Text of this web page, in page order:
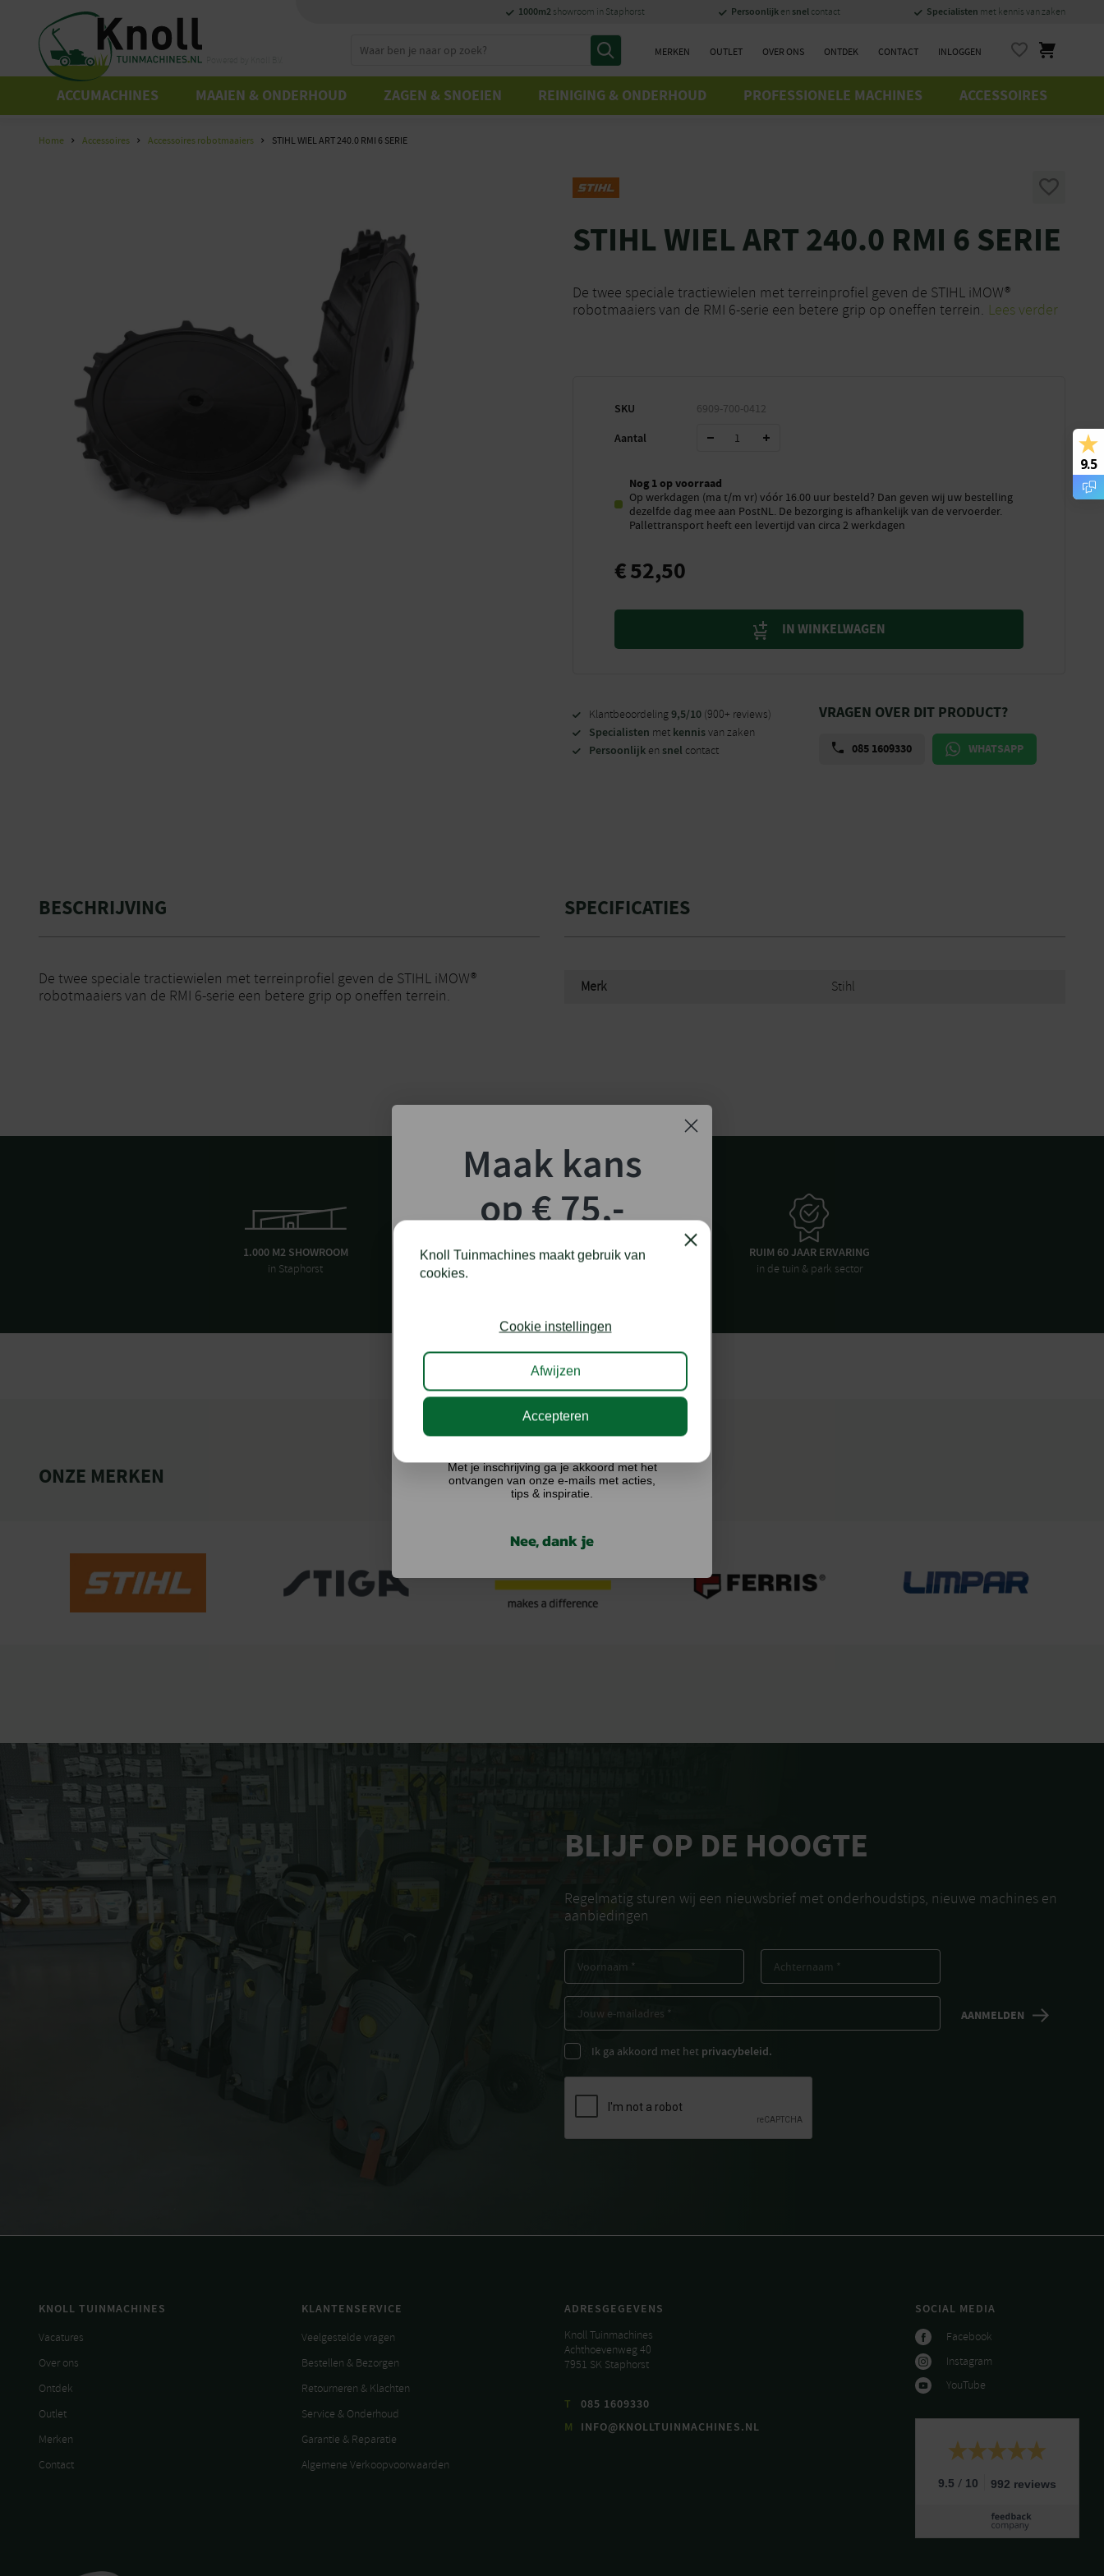
1000m2 showroom in Staphorst Persoonlijk en snel contact Specialisten met kennis van zaken
MERKEN OUTLET OVER ONS ONTDEK CONTACT INLOGGEN
ACCUMACHINES MAAIEN & ONDERHOUD ZAGEN & SNOEIEN REINIGING & ONDERHOUD PROFESSIONELE MACHINES ACCESSOIRES
Home Accessoires Accessoires robotmaaiers STIHL WIEL ART 240.0 RMI 6 SERIE
STIHL WIEL ART 240.0 RMI 6 SERIE
De twee speciale tractiewielen met terreinprofiel geven de STIHL iMOW®
robotmaaiers van de RMI 6-serie een betere grip op oneffen terrein. Lees verder
SKU 6909-700-0412
Aantal
Nog 1 op voorraad
Op werkdagen (ma t/m vr) vóór 16.00 uur besteld? Dan geven wij uw bestelling
dezelfde dag mee aan PostNL. De bezorging is afhankelijk van de vervoerder.
Pallettransport heeft een levertijd van circa 2 werkdagen
€52,50
IN WINKELWAGEN
Klantbeoordeling9,5/10 (900+ reviews)
Specialisten met kennisvan zaken
Persoonlijk en snel contact
VRAGEN OVER DIT PRODUCT?
085 1609330 WHATSAPP
BESCHRIJVING
De twee speciale tractiewielen met terreinprofiel geven de STIHL iMOW®
robotmaaiers van de RMI 6-serie een betere grip op oneffen terrein.
SPECIFICATIES
Merk Stihl
1.000 M2 SHOWROOM
in Staphorst
PERSOONLIJK EN SNEL CONTACT RUIM 60 JAAR ERVARING
in de tuin & park sector
ONZE MERKEN
BLIJF OP DE HOOGTE
Regelmatig sturen wij een nieuwsbrief met onderhoudstips, nieuwe machines en
aanbiedingen
Ik ga akkoord met het privacybeleid.
KNOLL TUINMACHINES
Vacatures
Over ons
Ontdek
Outlet
Merken
Contact
KLANTENSERVICE
Veelgestelde vragen
Bestellen & Bezorgen
Retourneren & Klachten
Service & Onderhoud
Garantie & Reparatie
Algemene Verkoopvoorwaarden
ADRESGEGEVENS
Knoll Tuinmachines
Achthoevenweg 40
7951 SK Staphorst
T
085 1609330
M
INFO@KNOLLTUINMACHINES.NL
SOCIAL MEDIA
Facebook
Instagram
YouTube
9.5 / 10 992 reviews
9.5
Knoll Tuinmachines maakt gebruik van
cookies.
Close
Cookie instellingen
Afwijzen
Accepteren
Maak kans
op € 75,-
shoptegoed!
Ik doe graag mee!
Met je inschrijving ga je akkoord met het
ontvangen van onze e-mails met acties,
tips & inspiratie.
Nee, dank je